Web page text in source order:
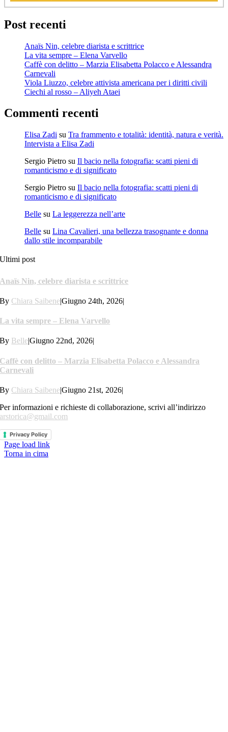
Post recenti
Anaïs Nin, celebre diarista e scrittrice
La vita sempre – Elena Varvello
Caffè con delitto – Marzia Elisabetta Polacco e Alessandra
Carnevali
Viola Liuzzo, celebre attivista americana per i diritti civili
Ciechi al rosso – Aliyeh Ataei
Commenti recenti
Elisa Zadi su Tra frammento e totalità: identità, natura e verità.
Intervista a Elisa Zadi
Sergio Pietro su Il bacio nella fotografia: scatti pieni di
romanticismo e di significato
Sergio Pietro su Il bacio nella fotografia: scatti pieni di
romanticismo e di significato
Belle su La leggerezza nell’arte
Belle su Lina Cavalieri, una bellezza trasognante e donna
dallo stile incomparabile
Ultimi post
Anaïs Nin, celebre diarista e scrittrice
By Chiara Saibene|Giugno 24th, 2026|
La vita sempre – Elena Varvello
By Belle|Giugno 22nd, 2026|
Caffè con delitto – Marzia Elisabetta Polacco e Alessandra
Carnevali
By Chiara Saibene|Giugno 21st, 2026|
Per informazioni e richieste di collaborazione, scrivi all’indirizzo
arstorica@gmail.com
Privacy Policy
Page load link
Torna in cima